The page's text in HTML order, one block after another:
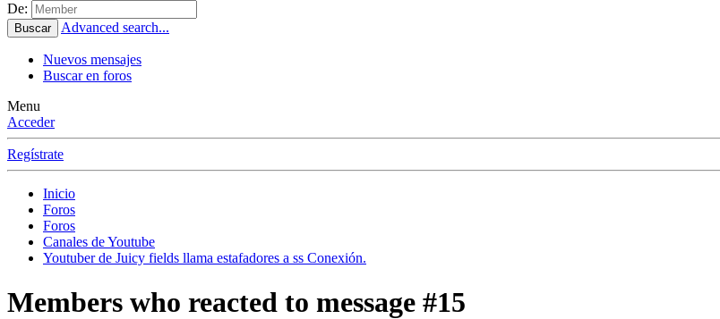
De:
Buscar Advanced search...
Nuevos mensajes
Buscar en foros
Menu
Acceder
Regístrate
Inicio
Foros
Foros
Canales de Youtube
Youtuber de Juicy fields llama estafadores a ss Conexión.
Members who reacted to message #15